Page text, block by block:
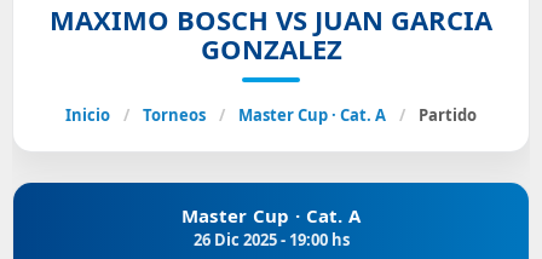
MAXIMO BOSCH VS JUAN GARCIA
GONZALEZ
Inicio / Torneos / Master Cup · Cat. A / Partido
Master Cup · Cat. A
26 Dic 2025 - 19:00 hs